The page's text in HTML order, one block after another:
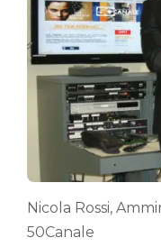
Nicola Rossi,
50Canale